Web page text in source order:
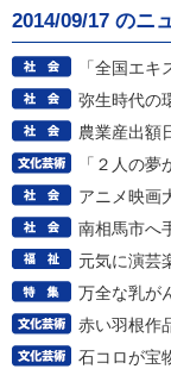
2014/09/17 のニ
「全国エ
弥生時代の
農業産出額
「２人の夢
アニメ映画
南相馬市へ
元気に演芸
万全な乳が
赤い羽根作
石コロが宝